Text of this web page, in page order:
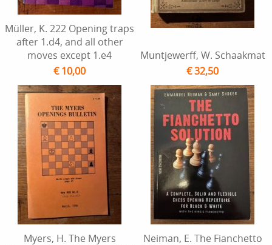
Müller, K. 222 Opening traps
after 1.d4, and all other
moves except 1.e4
€ 10,00
Muntjewerff, W. Schaakmat
€ 32,50
Myers, H. The Myers
Neiman, E. The Fianchetto